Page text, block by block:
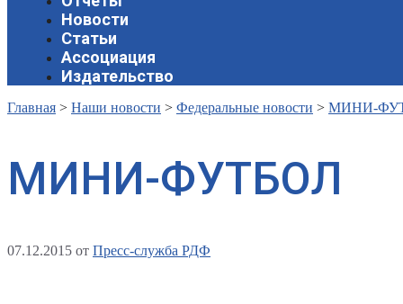
Новости
Статьи
Ассоциация
Издательство
Главная > Наши новости > Федеральные новости > МИНИ-
МИНИ-ФУТБОЛ
07.12.2015 от Пресс-служба РДФ